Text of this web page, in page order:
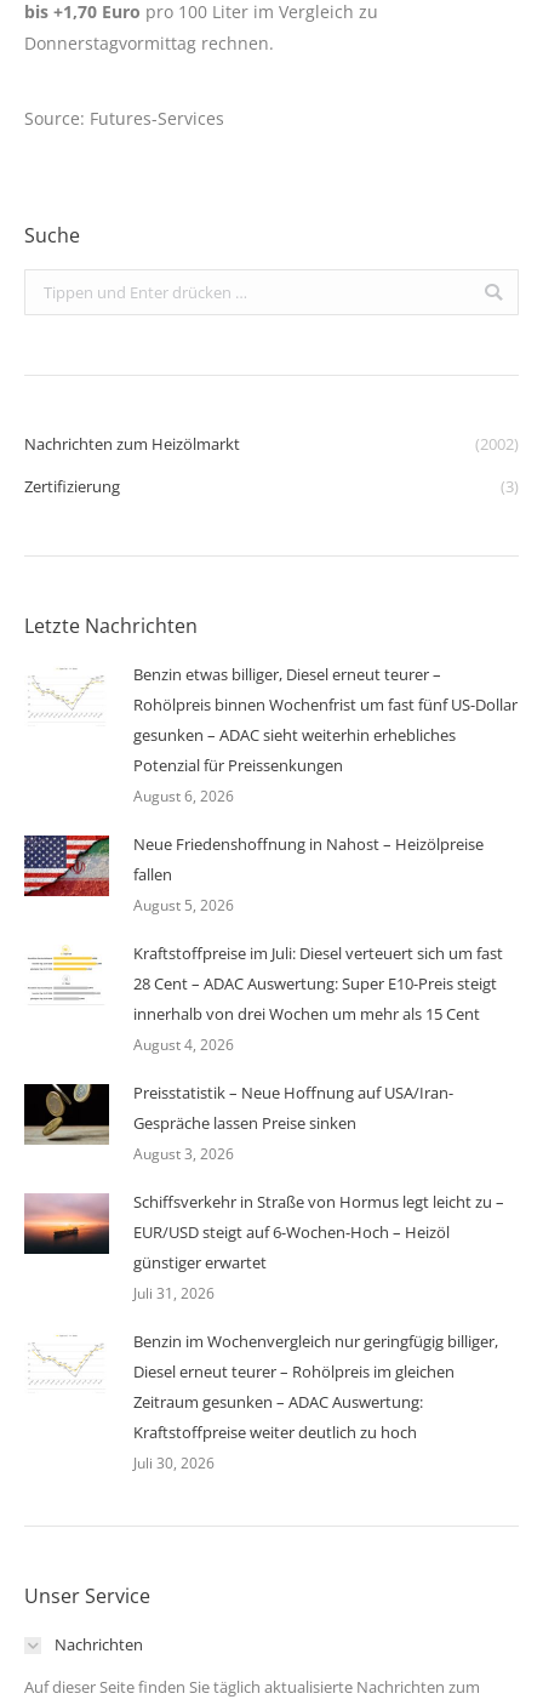
bis +1,70 Euro pro 100 Liter im Vergleich zu
Donnerstagvormittag rechnen.
Source: Futures-Services
Suche
Search:
Nachrichten zum Heizölmarkt
(2002)
Zertifizierung
(3)
Letzte Nachrichten
Benzin etwas billiger, Diesel erneut teurer –
Rohölpreis binnen Wochenfrist um fast fünf US-Dollar
gesunken – ADAC sieht weiterhin erhebliches
Potenzial für Preissenkungen
August 6, 2026
Neue Friedenshoffnung in Nahost – Heizölpreise
fallen
August 5, 2026
Kraftstoffpreise im Juli: Diesel verteuert sich um fast
28 Cent – ADAC Auswertung: Super E10-Preis steigt
innerhalb von drei Wochen um mehr als 15 Cent
August 4, 2026
Preisstatistik – Neue Hoffnung auf USA/Iran-
Gespräche lassen Preise sinken
August 3, 2026
Schiffsverkehr in Straße von Hormus legt leicht zu –
EUR/USD steigt auf 6-Wochen-Hoch – Heizöl
günstiger erwartet
Juli 31, 2026
Benzin im Wochenvergleich nur geringfügig billiger,
Diesel erneut teurer – Rohölpreis im gleichen
Zeitraum gesunken – ADAC Auswertung:
Kraftstoffpreise weiter deutlich zu hoch
Juli 30, 2026
Unser Service
Nachrichten
Auf dieser Seite finden Sie täglich aktualisierte Nachrichten zum